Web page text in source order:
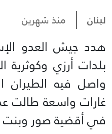
لبنان منذ شهرين
هدد جيش العدو
بلدات أرزي وكوثرية
واصل فيه الطيران
غارات واسعة طالت
في أقضية صور وبنت